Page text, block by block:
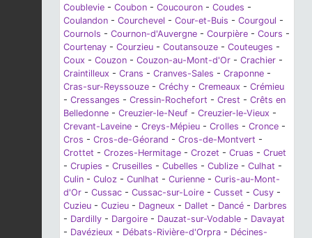
Coublevie - Coubon - Coucouron - Coudes -
Coulandon - Courchevel - Cour-et-Buis - Courgoul -
Cournols - Cournon-d'Auvergne - Courpière - Cours -
Courtenay - Courzieu - Coutansouze - Couteuges -
Coux - Couzon - Couzon-au-Mont-d'Or - Crachier -
Craintilleux - Crans - Cranves-Sales - Craponne -
Cras-sur-Reyssouze - Créchy - Cremeaux - Crémieu
- Cressanges - Cressin-Rochefort - Crest - Crêts en
Belledonne - Creuzier-le-Neuf - Creuzier-le-Vieux -
Crevant-Laveine - Creys-Mépieu - Crolles - Cronce -
Cros - Cros-de-Géorand - Cros-de-Montvert -
Crottet - Crozes-Hermitage - Crozet - Cruas - Cruet
- Crupies - Cruseilles - Cubelles - Cublize - Culhat -
Culin - Culoz - Cunlhat - Curienne - Curis-au-Mont-
d'Or - Cussac - Cussac-sur-Loire - Cusset - Cusy -
Cuzieu - Cuzieu - Dagneux - Dallet - Dancé - Darbres
- Dardilly - Dargoire - Dauzat-sur-Vodable - Davayat
- Davézieux - Débats-Rivière-d'Orpra - Décines-